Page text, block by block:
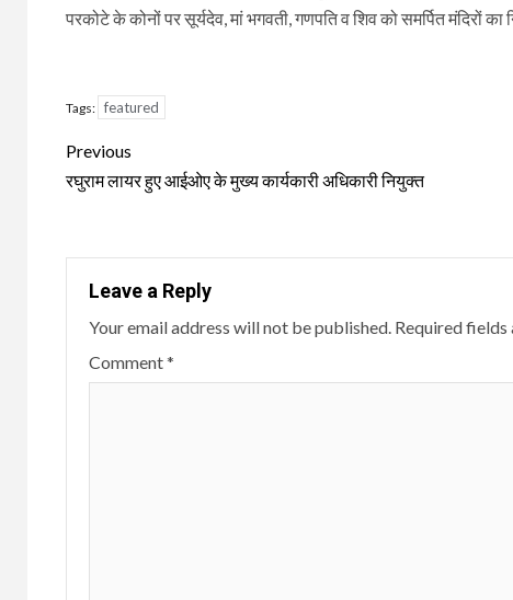
परकोटे के कोनों पर सूर्यदेव, मां भगवती, गणपति व शिव को समर्पित मंदिरों का
Tags: featured
Continue
Reading
Previous
रघुराम लायर हुए आईओए के मुख्य कार्यकारी अधिकारी नियुक्त
Leave a Reply
Your email address will not be published. Required fields
Comment*